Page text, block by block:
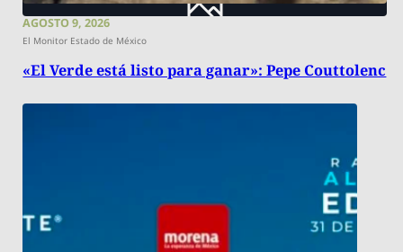
AGOSTO 9, 2026
El Monitor Estado de México
«El Verde está listo para ganar»: Pepe Couttolenc